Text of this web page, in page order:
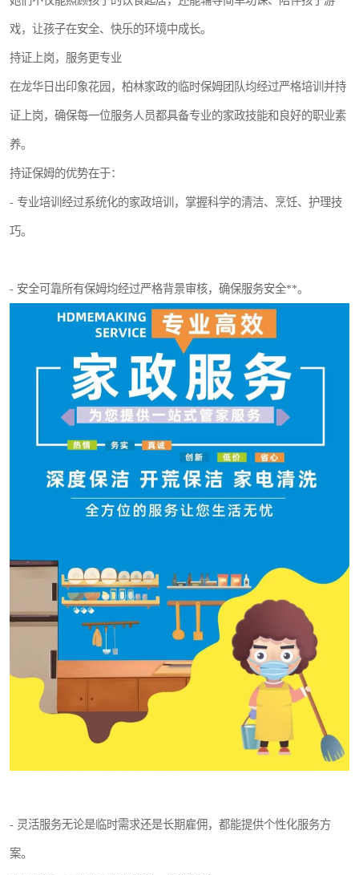
戏，让孩子在安全、快乐的环境中成长。
持证上岗，服务更专业
在龙华日出印象花园，柏林家政的临时保姆团队均经过严格培训并持
证上岗，确保每一位服务人员都具备专业的家政技能和良好的职业素
养。
持证保姆的优势在于：
- 专业培训经过系统化的家政培训，掌握科学的清洁、烹饪、护理技
巧。
- 安全可靠所有保姆均经过严格背景审核，确保服务安全**。
- 灵活服务无论是临时需求还是长期雇佣，都能提供个性化服务方
案。